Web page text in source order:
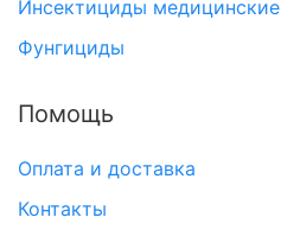
Инсектициды медицинские
Фунгициды
Помощь
Оплата и доставка
Контакты